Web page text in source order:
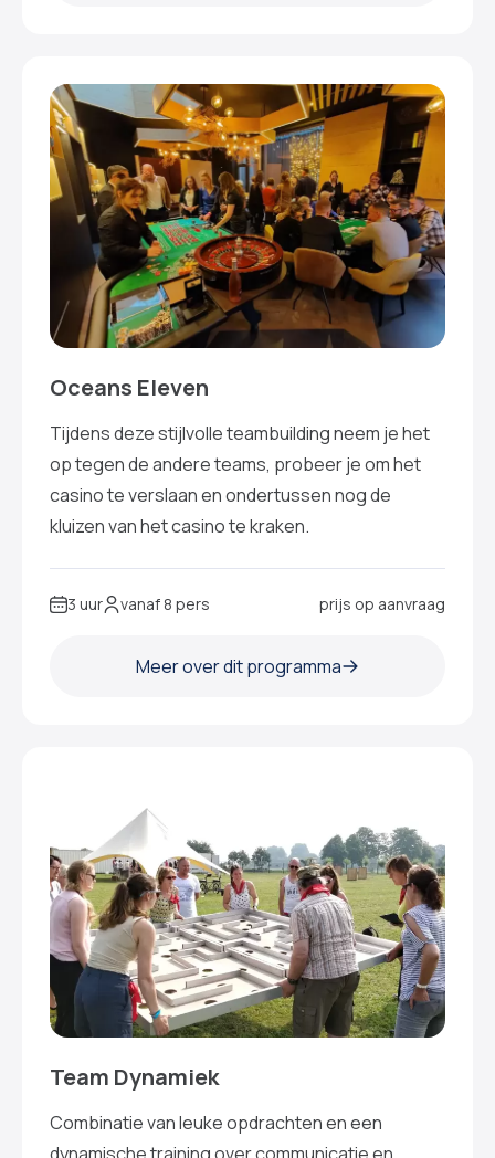
Oceans Eleven
Tijdens deze stijlvolle teambuilding neem je het
op tegen de andere teams, probeer je om het
casino te verslaan en ondertussen nog de
kluizen van het casino te kraken.
3 uur vanaf 8 pers prijs op aanvraag
Meer over dit programma
Team Dynamiek
Combinatie van leuke opdrachten en een